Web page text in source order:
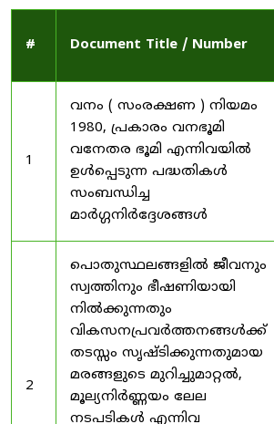
# Document Title / Number
1
വനം ( സംരക്ഷണ ) നിയമം
1980, പ്രകാരം വനഭൂമി
വനേതര ഭൂമി എന്നിവയിൽ
ഉൾപ്പെടുന്ന പദ്ധതികൾ
സംബന്ധിച്ച
മാർഗ്ഗനിർദ്ദേശങ്ങൾ
2
പൊതുസ്ഥലങ്ങളിൽ ജീവനും
സ്വത്തിനും ഭീഷണിയായി
നിൽക്കുന്നതും
വികസനപ്രവർത്തനങ്ങൾക്ക്
തടസ്സം സൃഷ്ടിക്കുന്നതുമായ
മരങ്ങളുടെ മുറിച്ചുമാറ്റൽ,
മൂല്യനിർണ്ണയം ലേല
നടപടികൾ എന്നിവ